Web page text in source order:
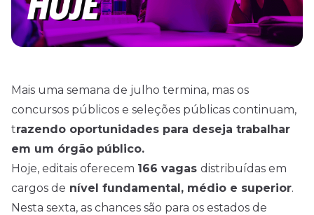
Mais uma semana de julho termina, mas os
concursos públicos e seleções públicas continuam,
trazendo oportunidades para deseja trabalhar
em um órgão público.
Hoje, editais oferecem 166 vagas distribuídas em
cargos de nível fundamental, médio e superior.
Nesta sexta, as chances são para os estados de